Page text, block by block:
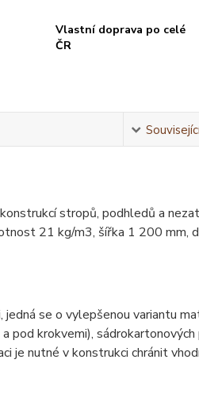
Vlastní doprava po celé
ČR
stropů, podhledů a
21 kg/m3, šířka 1 200 mm,
se o vylepšenou variantu
pod krokvemi),
je nutné v konstrukci chránit